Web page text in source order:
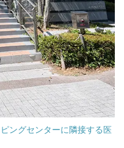
ングセンターに隣接する医